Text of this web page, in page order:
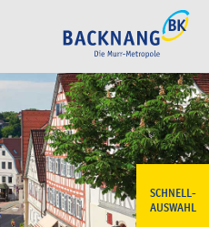
SCHNELL-
AUSWAHL